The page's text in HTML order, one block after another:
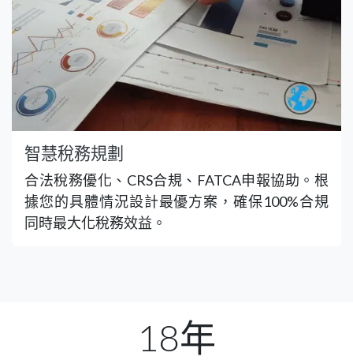
智慧稅務規劃
合法稅務優化、CRS合規、FATCA申報協助。根
據您的具體情況設計最優方案，確保100%合規
同時最大化稅務效益。
18年​